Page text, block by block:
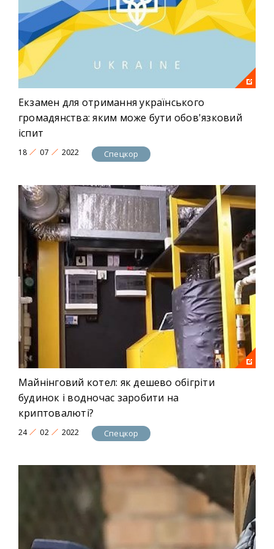
Екзамен для отримання українського
громадянства: яким може бути обов'язковий
іспит
18 07 2022 Спецкор
Майнінговий котел: як дешево обігріти
будинок і водночас заробити на
криптовалюті?
24 02 2022 Спецкор